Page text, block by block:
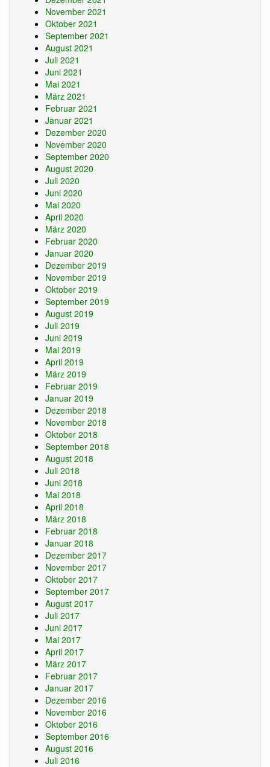
November 2021
Oktober 2021
September 2021
August 2021
Juli 2021
Juni 2021
Mai 2021
März 2021
Februar 2021
Januar 2021
Dezember 2020
November 2020
September 2020
August 2020
Juli 2020
Juni 2020
Mai 2020
April 2020
März 2020
Februar 2020
Januar 2020
Dezember 2019
November 2019
Oktober 2019
September 2019
August 2019
Juli 2019
Juni 2019
Mai 2019
April 2019
März 2019
Februar 2019
Januar 2019
Dezember 2018
November 2018
Oktober 2018
September 2018
August 2018
Juli 2018
Juni 2018
Mai 2018
April 2018
März 2018
Februar 2018
Januar 2018
Dezember 2017
November 2017
Oktober 2017
September 2017
August 2017
Juli 2017
Juni 2017
Mai 2017
April 2017
März 2017
Februar 2017
Januar 2017
Dezember 2016
November 2016
Oktober 2016
September 2016
August 2016
Juli 2016